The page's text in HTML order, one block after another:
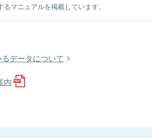
マニュアルを掲載しています。
データについて
内